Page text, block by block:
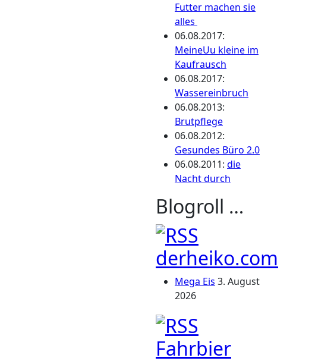
Futter machen sie
alles
06.08.2017:
MeineUu kleine im
Kaufrausch
06.08.2017:
Wassereinbruch
06.08.2013:
Brutpflege
06.08.2012:
Gesundes Büro 2.0
06.08.2011: die
Nacht durch
Blogroll …
derheiko.com
Mega Eis 3. August
2026
Fahrbier